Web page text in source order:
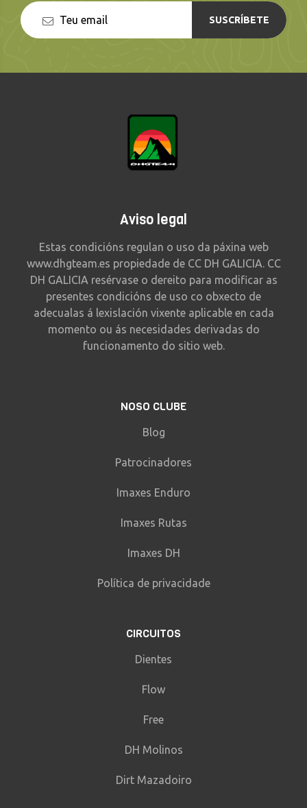
SUSCRÍBETE
Aviso legal
Estas condicións regulan o uso da páxina web
www.dhgteam.es propiedade de CC DH GALICIA. CC
DH GALICIA resérvase o dereito para modificar as
presentes condicións de uso co obxecto de
adecualas á lexislación vixente aplicable en cada
momento ou ás necesidades derivadas do
funcionamento do sitio web.
NOSO CLUBE
Blog
Patrocinadores
Imaxes Enduro
Imaxes Rutas
Imaxes DH
Política de privacidade
CIRCUITOS
Dientes
Flow
Free
DH Molinos
Dirt Mazadoiro